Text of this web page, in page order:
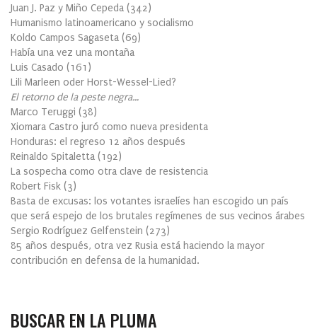
Juan J. Paz y Miño Cepeda (342)
Humanismo latinoamericano y socialismo
Koldo Campos Sagaseta (69)
Había una vez una montaña
Luis Casado (161 )
Lili Marleen oder Horst-Wessel-Lied?
El retorno de la peste negra…
Marco Teruggi (38)
Xiomara Castro juró como nueva presidenta
Honduras: el regreso 12 años después
Reinaldo Spitaletta (192)
La sospecha como otra clave de resistencia
Robert Fisk (3)
Basta de excusas: los votantes israelíes han escogido un país
que será espejo de los brutales regímenes de sus vecinos árabes
Sergio Rodríguez Gelfenstein (273)
85 años después, otra vez Rusia está haciendo la mayor
contribución en defensa de la humanidad.
BUSCAR EN LA PLUMA